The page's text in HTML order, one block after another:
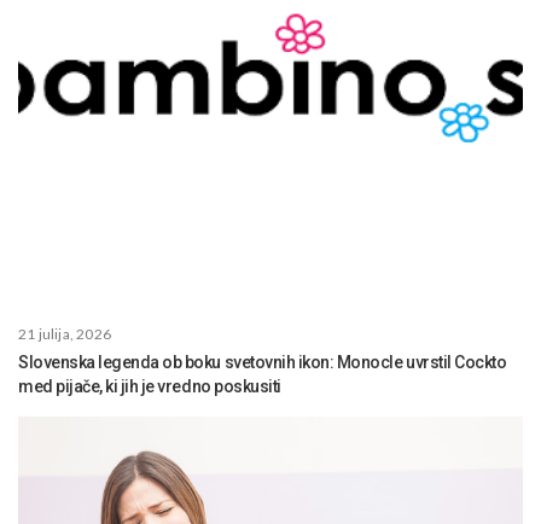
21 julija, 2026
Slovenska legenda ob boku svetovnih ikon: Monocle uvrstil Cockto
med pijače, ki jih je vredno poskusiti